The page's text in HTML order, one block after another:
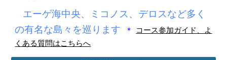
エーゲ海中央、ミコノス、デロスなど多く
の有名な島々を巡ります
＊ コース参加ガイド、よ
くある質問はこちらへ